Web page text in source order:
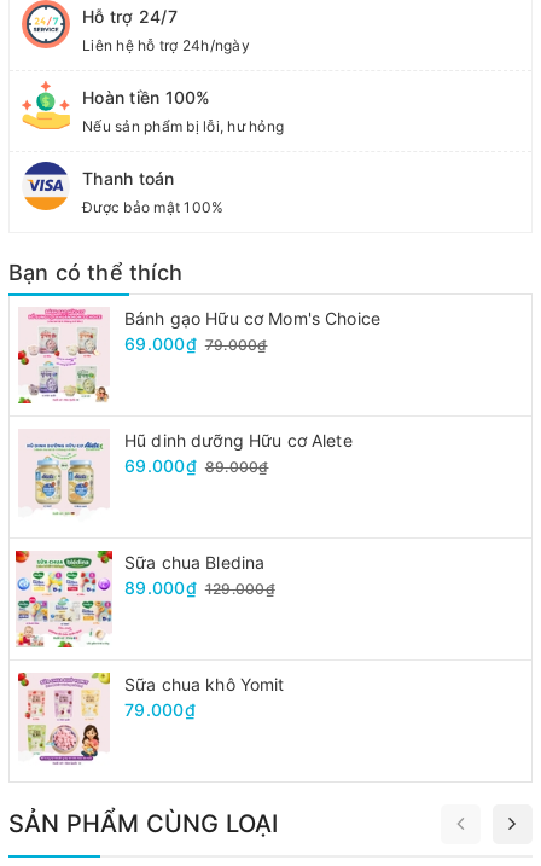
Hỗ trợ 24/7
Liên hệ hỗ trợ 24h/ngày
Hoàn tiền 100%
Nếu sản phẩm bị lỗi, hư hỏng
Thanh toán
Được bảo mật 100%
Bạn có thể thích
Bánh gạo Hữu cơ Mom's Choice
69.000₫ 79.000₫
Hũ dinh dưỡng Hữu cơ Alete
69.000₫ 89.000₫
Sữa chua Bledina
89.000₫ 129.000₫
Sữa chua khô Yomit
79.000₫
SẢN PHẨM CÙNG LOẠI